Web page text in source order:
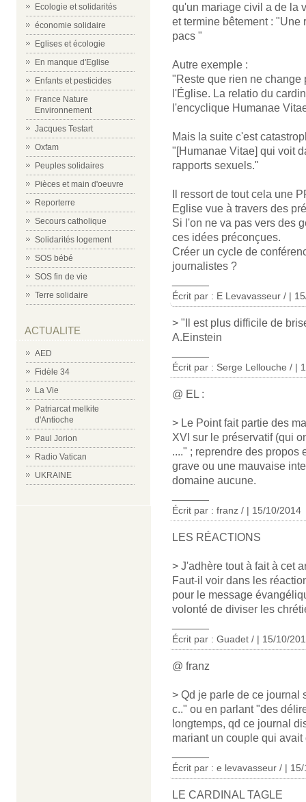
Ecologie et solidarités
économie solidaire
Eglises et écologie
En manque d'Eglise
Enfants et pesticides
France Nature
Environnement
Jacques Testart
Oxfam
Peuples solidaires
Pièces et main d'oeuvre
Reporterre
Secours catholique
Solidarités logement
SOS bébé
SOS fin de vie
Terre solidaire
ACTUALITE
AED
Fidèle 34
La Vie
Patriarcat melkite
d'Antioche
Paul Jorion
Radio Vatican
UKRAINE
qu'un mariage civil a de la
et termine bêtement : "Une
pacs "
Autre exemple :
"Reste que rien ne change
l'Église. La relatio du
l'encyclique Humanae
Mais la suite c'est
"[Humanae Vitae] qui voit
rapports sexuels."
Il ressort de tout cela une
Eglise vue à travers des
Si l'on ne va pas vers des
ces idées préconçues.
Créer un cycle de
journalistes ?
Écrit par : E Levavasseur / |
> "Il est plus difficile de
A.Einstein
Écrit par : Serge Lellouche / |
@ EL :
> Le Point fait partie des
XVI sur le préservatif (qui
...." ; reprendre des propos
grave ou une mauvaise
domaine aucune.
Écrit par : franz / | 15/10/2014
LES RÉACTIONS
> J'adhère tout à fait à cet
Faut-il voir dans les
pour le message
volonté de diviser les
Écrit par : Guadet / | 15/10/
@ franz
> Qd je parle de ce journal
c.." ou en parlant "des
longtemps, qd ce journal
mariant un couple qui
Écrit par : e levavasseur / |
LE CARDINAL TAGLE